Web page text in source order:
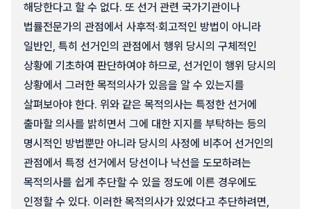
해당한다고 할 수 없다. 또 선거 관련 국가기관이나
법률전문가의 관점에서 사후적·회고적인 방법이 아니라
일반인, 특히 선거인의 관점에서 행위 당시의 구체적인
상황에 기초하여 판단하여야 하므로, 선거인이 행위 당시의
상황에서 그러한 목적의사가 있음을 알 수 있는지를
살펴보아야 한다. 위와 같은 목적의사는 특정한 선거에
출마할 의사를 밝히면서 그에 대한 지지를 부탁하는 등의
명시적인 방법뿐만 아니라 당시의 사정에 비추어 선거인의
관점에서 특정 선거에서 당선이나 낙선을 도모하려는
목적의사를 쉽게 추단할 수 있을 정도에 이른 경우에도
인정할 수 있다. 이러한 목적의사가 있었다고 추단하려면,